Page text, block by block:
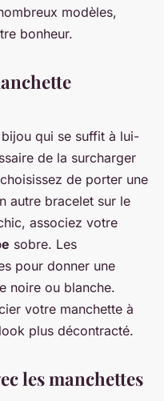
modèles,
bonheur.
qui se suffit à lui-
de la surcharger
de porter une
autre bracelet sur le
associez votre
sobre. Les
pour donner une
noire ou blanche.
votre manchette à
plus décontracté.
les manchettes